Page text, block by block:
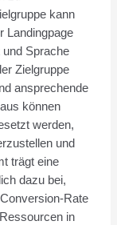
kann
Landingpage
und Sprache
Zielgruppe
ansprechende
können
werden,
und
trägt eine
dazu bei,
Rate
in